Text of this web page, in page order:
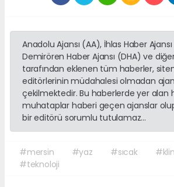
Anadolu Ajansı (AA), İhlas Haber
Demirören Haber Ajansı (DHA) ve
tarafından eklenen tüm haberler,
editörlerinin müdahalesi olmadan
çekilmektedir. Bu haberlerde yer alan
muhataplar haberi geçen ajanslar
bir editörü sorumlu tutulamaz...
#mersin #yaz #sıcak
#teknoloji